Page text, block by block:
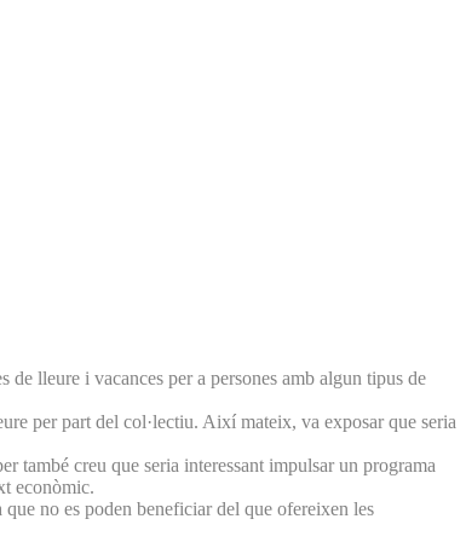
lleure i vacances per a persones amb algun tipus de
per part del col·lectiu. Així mateix, va exposar que seria
també creu que seria interessant impulsar un programa
econòmic.
no es poden beneficiar del que ofereixen les